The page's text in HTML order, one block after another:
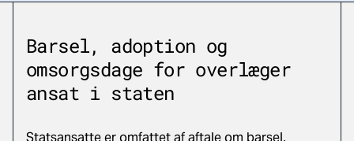
Barsel, adoption og
omsorgsdage for overlæger
ansat i staten
Statsansatte er omfattet af aftale om barsel,